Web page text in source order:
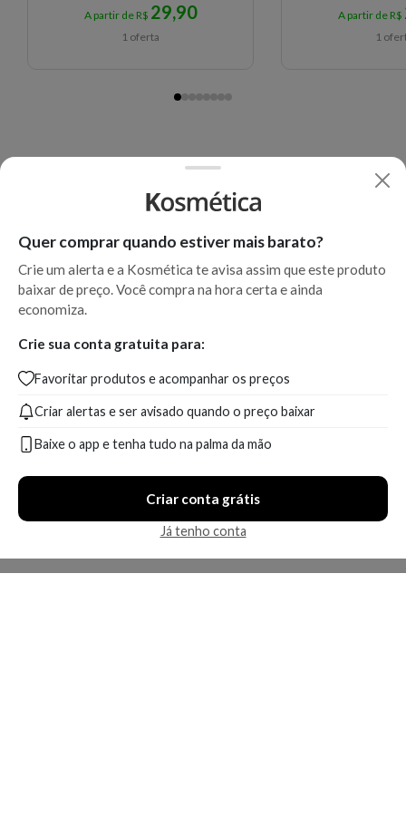
A partir de R$ 29,90
1 oferta
A partir de R$
1
Quer comprar quando estiver mais barato?
Crie um alerta e a Kosmética te avisa assim que este produto
baixar de preço. Você compra na hora certa e ainda
economiza.
Crie sua conta gratuita para:
Favoritar produtos e acompanhar os preços
Criar alertas e ser avisado quando o preço baixar
Baixe o app e tenha tudo na palma da mão
Criar conta grátis
Já tenho conta